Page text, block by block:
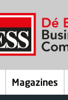
Magazines